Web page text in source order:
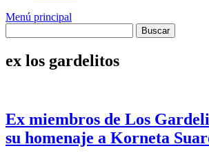
Menú principal
ex los gardelitos
Ex miembros de Los
su homenaje a Korneta